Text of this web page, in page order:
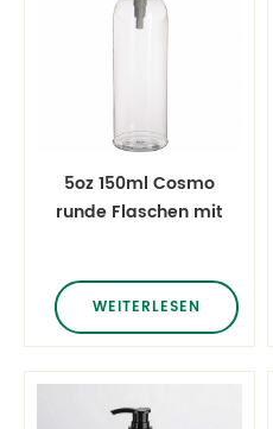
5oz 150ml Cosmo
runde Flaschen mit
WEITERLESEN